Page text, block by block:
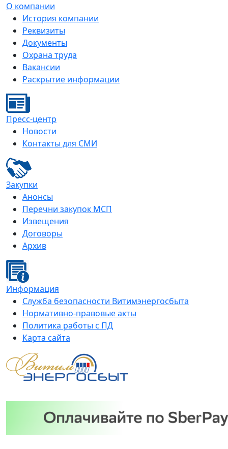
О компании
История компании
Реквизиты
Документы
Охрана труда
Вакансии
Раскрытие информации
Пресс-центр
Новости
Контакты для СМИ
Закупки
Анонсы
Перечни закупок МСП
Извещения
Договоры
Архив
Информация
Служба безопасности Витимэнергосбыта
Нормативно-правовые акты
Политика работы с ПД
Карта сайта